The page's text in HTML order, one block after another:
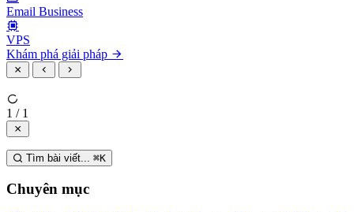
Email Business
VPS
Khám phá giải pháp
1 / 1
Tìm bài viết... ⌘K
Chuyên mục